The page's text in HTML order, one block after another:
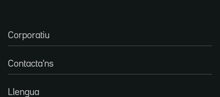
Corporatiu
Contacta'ns
Llengua